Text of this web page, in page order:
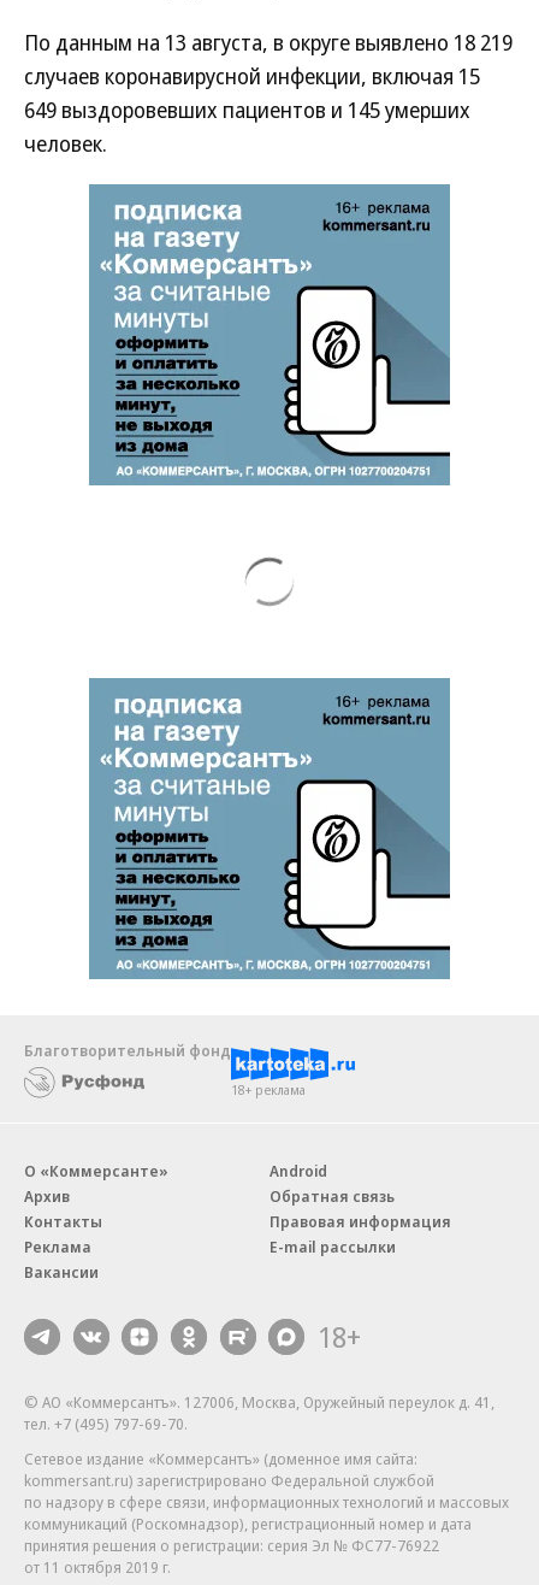
По данным на 13 августа, в округе выявлено 18 219
случаев коронавирусной инфекции, включая 15
649 выздоровевших пациентов и 145 умерших
человек.
Благотворительный фонд
18+ реклама
О «Коммерсанте»
Архив
Контакты
Реклама
Вакансии
Android
Обратная связь
Правовая информация
E-mail рассылки
18+
© АО «Коммерсантъ». 127006, Москва, Оружейный переулок д. 41,
тел. +7 (495) 797-69-70.
Сетевое издание «Коммерсантъ» (доменное имя сайта:
kommersant.ru) зарегистрировано Федеральной службой
по надзору в сфере связи, информационных технологий и массовых
коммуникаций (Роскомнадзор), регистрационный номер и дата
принятия решения о регистрации: серия Эл № ФС77-76922
от 11 октября 2019 г.